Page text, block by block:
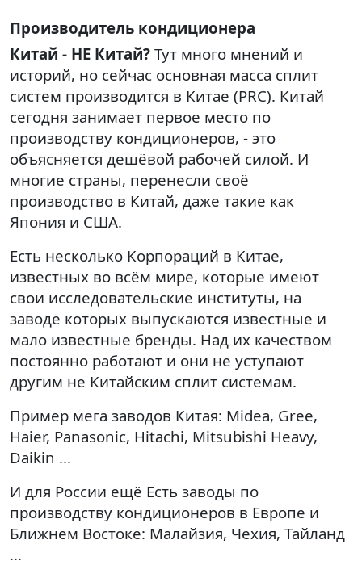
Производитель кондиционера
Китай - НЕ Китай? Тут много мнений и
историй, но сейчас основная масса сплит
систем производится в Китае (PRC). Китай
сегодня занимает первое место по
производству кондиционеров, - это
объясняется дешёвой рабочей силой. И
многие страны, перенесли своё
производство в Китай, даже такие как
Япония и США.
Есть несколько Корпораций в Китае,
известных во всём мире, которые имеют
свои исследовательские институты, на
заводе которых выпускаются известные и
мало известные бренды. Над их качеством
постоянно работают и они не уступают
другим не Китайским сплит системам.
Пример мега заводов Китая: Midea, Gree,
Haier, Panasonic, Hitachi, Mitsubishi Heavy,
Daikin ...
И для России ещё Есть заводы по
производству кондиционеров в Европе и
Ближнем Востоке: Малайзия, Чехия, Тайланд
...